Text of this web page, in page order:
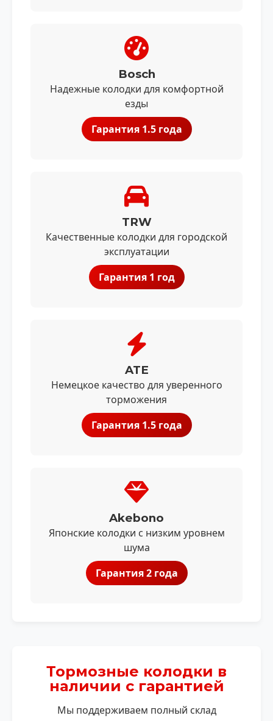
Bosch
Надежные колодки для комфортной
езды
Гарантия 1.5 года
TRW
Качественные колодки для городской
эксплуатации
Гарантия 1 год
ATE
Немецкое качество для уверенного
торможения
Гарантия 1.5 года
Akebono
Японские колодки с низким уровнем
шума
Гарантия 2 года
Тормозные колодки в
наличии с гарантией
Мы поддерживаем полный склад